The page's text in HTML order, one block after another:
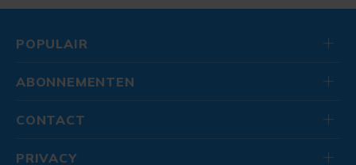
POPULAIR
ABONNEMENTEN
CONTACT
PRIVACY